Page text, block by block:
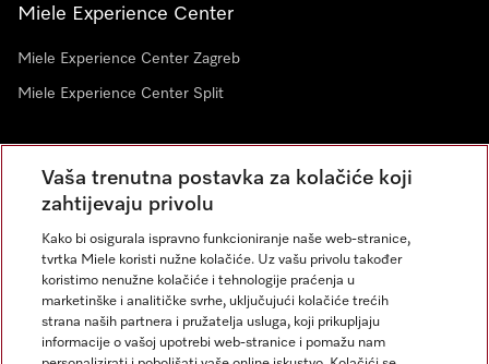
Miele Experience Center
Miele Experience Center Zagreb
Miele Experience Center Split
Newsletter
Vaša trenutna postavka za kolačiće koji
zahtijevaju privolu
Kako bi osigurala ispravno funkcioniranje naše web-stranice,
tvrtka Miele koristi nužne kolačiće. Uz vašu privolu također
koristimo nenužne kolačiće i tehnologije praćenja u
marketinške i analitičke svrhe, uključujući kolačiće trećih
strana naših partnera i pružatelja usluga, koji prikupljaju
informacije o vašoj upotrebi web-stranice i pomažu nam